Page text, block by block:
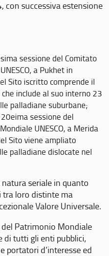
con successiva estensione
sessione del Comitato
a Pukhet in
Sito iscritto comprende il
include al suo interno 23
palladiane suburbane;
sessione del
UNESCO, a Merida
Sito viene ampliato
palladiane dislocate nel
seriale in quanto
loro distinte ma
Valore Universale.
Patrimonio Mondiale
di tutti gli enti pubblici,
portatori d’interesse ed